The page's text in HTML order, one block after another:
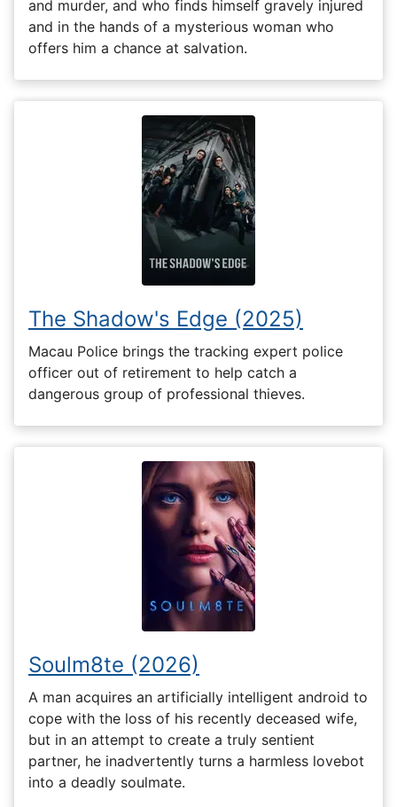
and murder, and who finds himself gravely injured
and in the hands of a mysterious woman who
offers him a chance at salvation.
The Shadow's Edge (2025)
Macau Police brings the tracking expert police
officer out of retirement to help catch a
dangerous group of professional thieves.
Soulm8te (2026)
A man acquires an artificially intelligent android to
cope with the loss of his recently deceased wife,
but in an attempt to create a truly sentient
partner, he inadvertently turns a harmless lovebot
into a deadly soulmate.